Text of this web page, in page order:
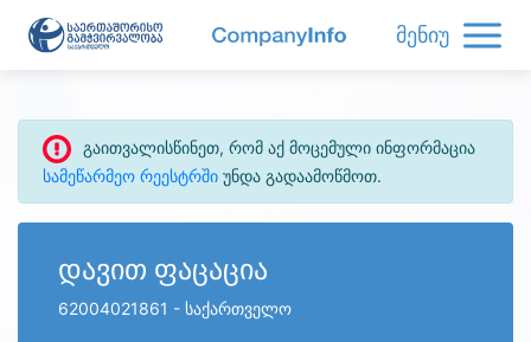
მენიუ
გაითვალისწინეთ, რომ აქ მოცემული ინფორმაცია
სამეწარმეო რეესტრში უნდა გადაამოწმოთ.
დავით ფაცაცია
62004021861 - საქართველო